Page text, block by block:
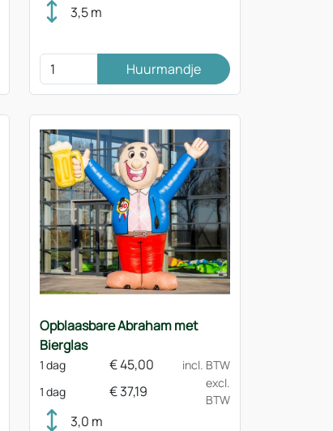
3,5 m
Huurmandje
Opblaasbare Abraham met
Bierglas
1 dag €45,00
incl. BTW
1 dag
€37,19
excl.
BTW
3,0 m